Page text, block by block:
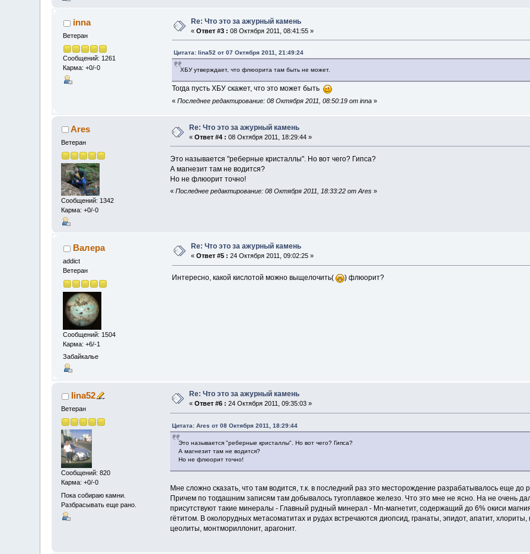
inna
Ветеран
Сообщений: 1261
Карма: +0/-0
Re: Что это за ажурный камень
«Ответ #3 : 08 Октября 2011, 08:41:55 »
Цитата: lina52 от 07 Октября 2011, 21:49:24
ХБУ утверждает, что флюорита там быть не может.
Тогда пусть ХБУ скажет, что это может быть
« Последнее редактирование: 08 Октября 2011, 08:50:19 от inna»
Ares
Ветеран
Сообщений: 1342
Карма: +0/-0
Re: Что это за ажурный камень
«Ответ #4 : 08 Октября 2011, 18:29:44 »
Это называется "реберные кристаллы". Но вот чего? Гипса?
А магнезит там не водится?
Но не флюорит точно!
« Последнее редактирование: 08 Октября 2011, 18:33:22 от Ares»
Валера
addict
Ветеран
Сообщений: 1504
Карма: +6/-1
Забайкалье
Re: Что это за ажурный камень
«Ответ #5 : 24 Октября 2011, 09:02:25 »
Интересно, какой кислотой можно выщелочить( ) флюорит?
lina52
Ветеран
Сообщений: 820
Карма: +0/-0
Пока собираю камни.
Разбрасывать еще рано.
Re: Что это за ажурный камень
«Ответ #6 : 24 Октября 2011, 09:35:03 »
Цитата: Ares от 08 Октября 2011, 18:29:44
Это называется "реберные кристаллы". Но вот чего? Гипса?
А магнезит там не водится?
Но не флюорит точно!
Мне сложно сказать, что там водится, т.к. в последний раз это месторождение разрабатывалось еще
Причем по тогдашним записям там добывалось тугоплавкое железо. Что это мне не ясно. На не очень
присутствуют такие минералы - Главный рудный минерал - Mn-магнетит, содержащий до 6% окиси
гётитом. В околорудных метасоматитах и рудах встречаются диопсид, гранаты, эпидот, апатит, хлориты,
цеолиты, монтмориллонит, арагонит.